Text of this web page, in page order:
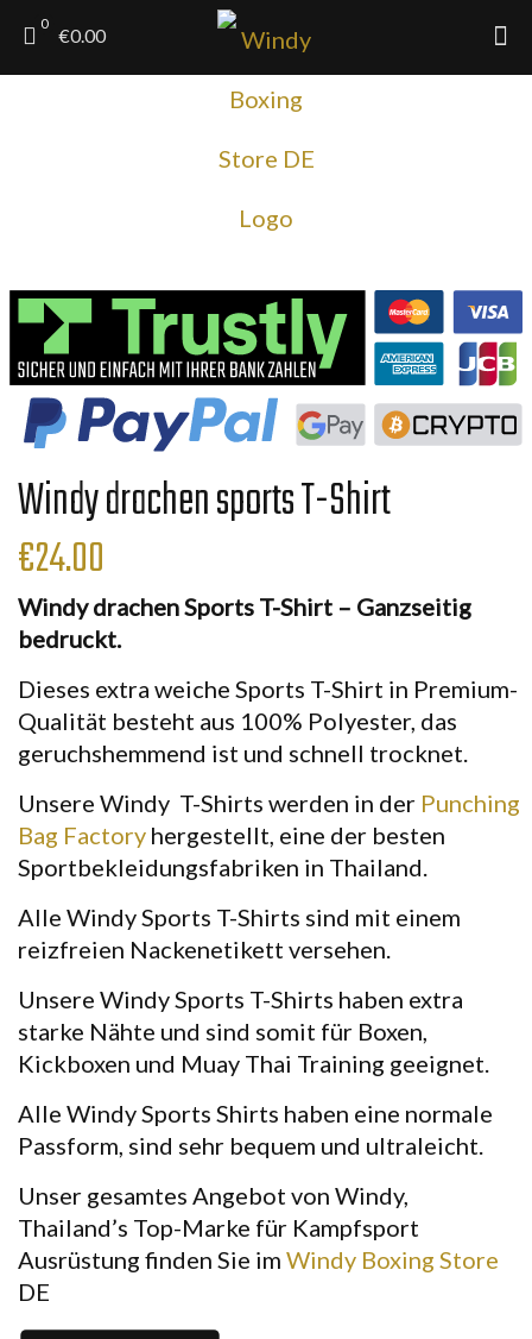
0
€0.00
Windy drachen sports T-Shirt
€24.00
Windy drachen Sports T-Shirt – Ganzseitig
bedruckt.
Dieses extra weiche Sports T-Shirt in Premium-
Qualität besteht aus 100% Polyester, das
geruchshemmend ist und schnell trocknet.
Unsere Windy T-Shirts werden in der Punching
Bag Factory hergestellt, eine der besten
Sportbekleidungsfabriken in Thailand.
Alle Windy Sports T-Shirts sind mit einem
reizfreien Nackenetikett versehen.
Unsere Windy Sports T-Shirts haben extra
starke Nähte und sind somit für Boxen,
Kickboxen und Muay Thai Training geeignet.
Alle Windy Sports Shirts haben eine normale
Passform, sind sehr bequem und ultraleicht.
Unser gesamtes Angebot von Windy,
Thailand’s Top-Marke für Kampfsport
Ausrüstung finden Sie im Windy Boxing Store
DE